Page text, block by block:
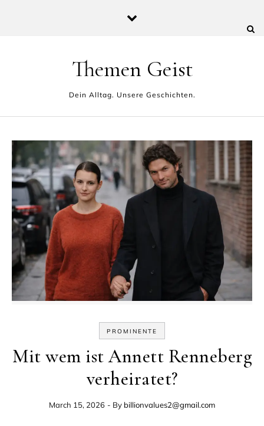
Themen Geist
Dein Alltag. Unsere Geschichten.
PROMINENTE
Mit wem ist Annett Renneberg
verheiratet?
March 15, 2026 - By billionvalues2@gmail.com